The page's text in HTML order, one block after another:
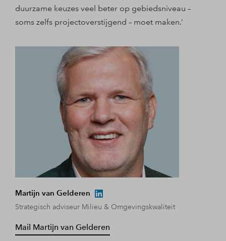
duurzame keuzes veel beter op gebiedsniveau –
soms zelfs projectoverstijgend – moet maken.’
Martijn van Gelderen
Strategisch adviseur Milieu & Omgevingskwaliteit
Mail Martijn van Gelderen